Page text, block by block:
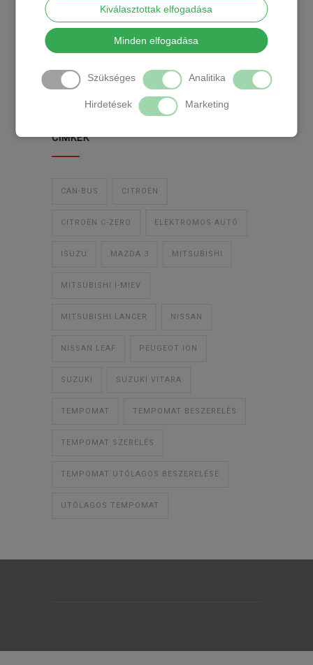
Kiválasztottak elfogadása
Minden elfogadása
Szükséges Analitika
Hirdetések Marketing
TEMPOMAT TEMPOMAT BESZERELÉS
UTÓLAGOS TEMPOMAT
CIMKÉK
CAN-BUS CITROËN
CITROËN C-ZERO ELEKTROMOS AUTÓ
ISUZU MAZDA 3 MITSUBISHI
MITSUBISHI I-MIEV
MITSUBISHI LANCER NISSAN
NISSAN LEAF PEUGEOT ION
SUZUKI SUZUKI VITARA
TEMPOMAT TEMPOMAT BESZERELÉS
TEMPOMAT SZERELÉS
TEMPOMAT UTÓLAGOS BESZERELÉSE
UTÓLAGOS TEMPOMAT